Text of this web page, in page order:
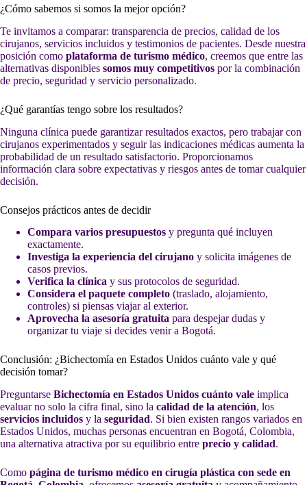
¿Cómo sabemos si somos la mejor opción?
Te invitamos a comparar: transparencia de precios, calidad de los
cirujanos, servicios incluidos y testimonios de pacientes. Desde nuestra
posición como plataforma de turismo médico, creemos que entre las
alternativas disponibles somos muy competitivos por la combinación
de precio, seguridad y servicio personalizado.
¿Qué garantías tengo sobre los resultados?
Ninguna clínica puede garantizar resultados exactos, pero trabajar con
cirujanos experimentados y seguir las indicaciones médicas aumenta la
probabilidad de un resultado satisfactorio. Proporcionamos
información clara sobre expectativas y riesgos antes de tomar cualquier
decisión.
Consejos prácticos antes de decidir
Compara varios presupuestos y pregunta qué incluyen
exactamente.
Investiga la experiencia del cirujano y solicita imágenes de
casos previos.
Verifica la clínica y sus protocolos de seguridad.
Considera el paquete completo (traslado, alojamiento,
controles) si piensas viajar al exterior.
Aprovecha la asesoría gratuita para despejar dudas y
organizar tu viaje si decides venir a Bogotá.
Conclusión: ¿Bichectomía en Estados Unidos cuánto vale y qué
decisión tomar?
Preguntarse Bichectomía en Estados Unidos cuánto vale implica
evaluar no solo la cifra final, sino la calidad de la atención, los
servicios incluidos y la seguridad. Si bien existen rangos variados en
Estados Unidos, muchas personas encuentran en Bogotá, Colombia,
una alternativa atractiva por su equilibrio entre precio y calidad.
Como página de turismo médico en cirugía plástica con sede en